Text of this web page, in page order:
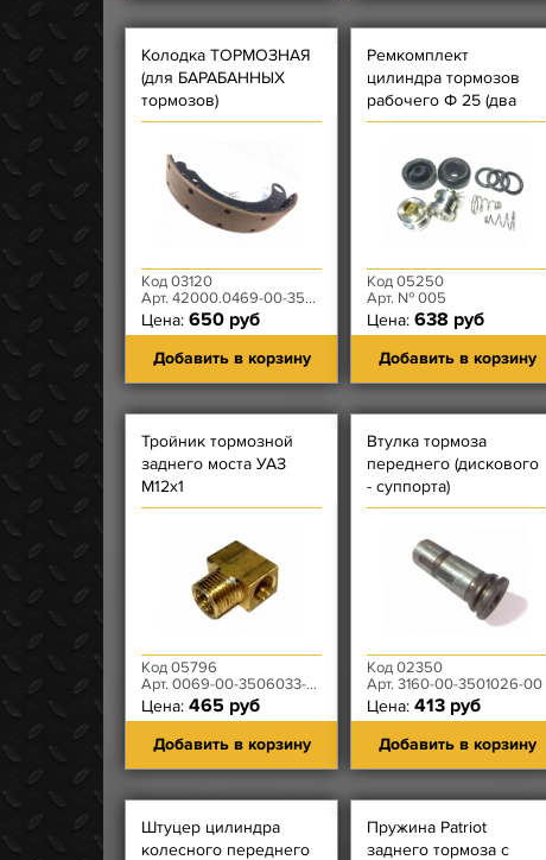
Колодка ТОРМОЗНАЯ
(для БАРАБАННЫХ
тормозов)
Автодетальсервис
Код 03120
Арт. 42000.0469-00-3501090-00
Цена: 650 руб
Добавить в корзину
Ремкомплект
цилиндра тормозов
рабочего Ф 25 (два
поршня - на одно
Автодетальсервис
Код 05250
Арт. № 005
Цена: 638 руб
Добавить в корзину
Тройник тормозной
заднего моста УАЗ
М12х1
Код 05796
Арт. 0069-00-3506033-00
Цена: 465 руб
Добавить в корзину
Втулка тормоза
переднего (дискового
- суппорта)
направляющая
ОКРУЖНОСТИ)
Код 02350
Арт. 3160-00-3501026-00
Цена: 413 руб
Добавить в корзину
Штуцер цилиндра
колесного переднего
Пружина Patriot
заднего тормоза с